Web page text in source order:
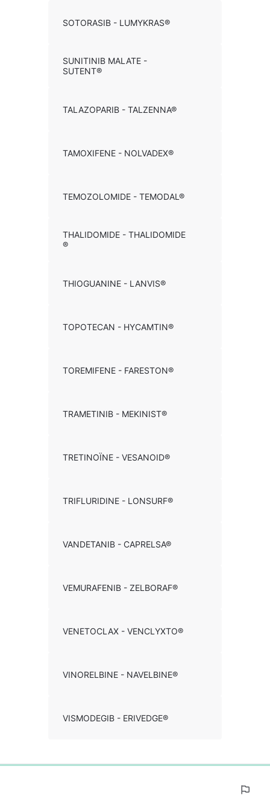
SOTORASIB - LUMYKRAS®
SUNITINIB MALATE -
SUTENT®
TALAZOPARIB - TALZENNA®
TAMOXIFENE - NOLVADEX®
TEMOZOLOMIDE - TEMODAL®
THALIDOMIDE - THALIDOMIDE
®
THIOGUANINE - LANVIS®
TOPOTECAN - HYCAMTIN®
TOREMIFENE - FARESTON®
TRAMETINIB - MEKINIST®
TRETINOÏNE - VESANOID®
TRIFLURIDINE - LONSURF®
VANDETANIB - CAPRELSA®
VEMURAFENIB - ZELBORAF®
VENETOCLAX - VENCLYXTO®
VINORELBINE - NAVELBINE®
VISMODEGIB - ERIVEDGE®
0%